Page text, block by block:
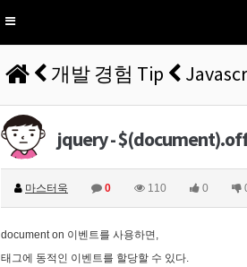
Toggle
개발 경험 Tip
jquery -
마스터욱 0 110 0
document on 이벤트를 사용하면,
태그에 동적인 이벤트를 할당할 수 있다.